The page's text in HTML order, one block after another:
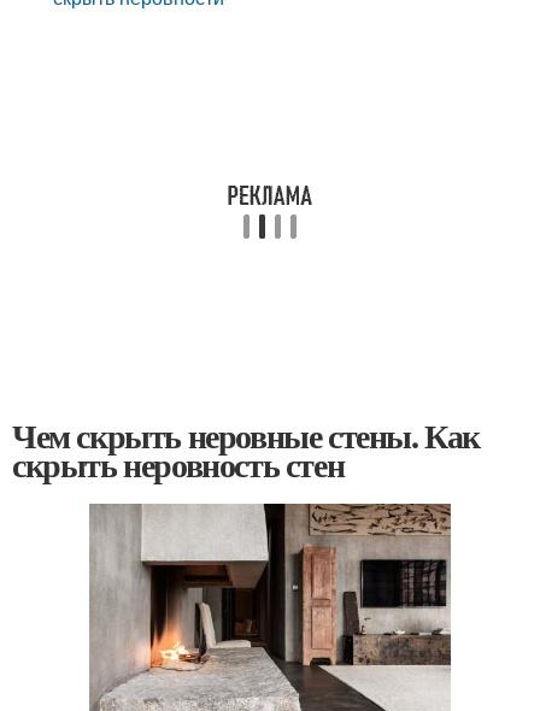
Чем скрыть неровные стены. Как
скрыть неровность стен